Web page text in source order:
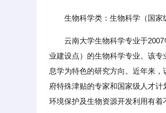
生物科学类：生物科学（国家
云南大学生物科学专业于
业建设点）的生物科学专业。该
息学为特色的研究方向。近年来
府特殊津贴的专家和国家级人才
环境保护及生物资源开发利用有着